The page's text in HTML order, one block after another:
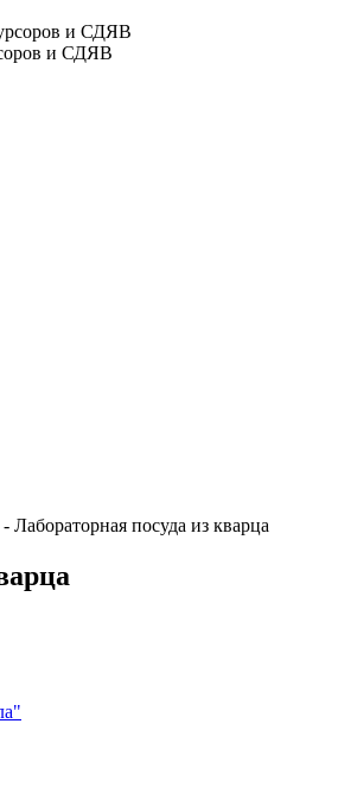
и СДЯВ
- Лабораторная посуда из кварца